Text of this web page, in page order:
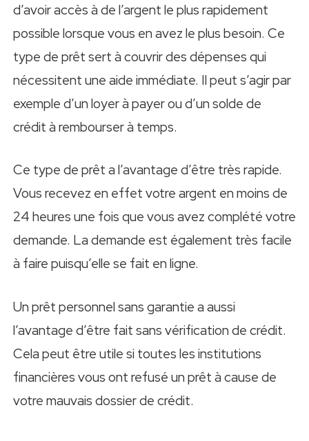
d’avoir accès à de l’argent le plus rapidement
possible lorsque vous en avez le plus besoin. Ce
type de prêt sert à couvrir des dépenses qui
nécessitent une aide immédiate. Il peut s’agir par
exemple d’un loyer à payer ou d’un solde de
crédit à rembourser à temps.
Ce type de prêt a l’avantage d’être très rapide.
Vous recevez en effet votre argent en moins de
24 heures une fois que vous avez complété votre
demande. La demande est également très facile
à faire puisqu’elle se fait en ligne.
Un prêt personnel sans garantie a aussi
l’avantage d’être fait sans vérification de crédit.
Cela peut être utile si toutes les institutions
financières vous ont refusé un prêt à cause de
votre mauvais dossier de crédit.